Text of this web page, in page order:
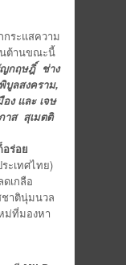
ะแสความ
นต้านขณะนี้
ญกฤษฎิ์ ช่าง
บูลสงคราม,
ง และ เจษ
าส สุเมตติ
อร่อย
ะเทศไทย)
เกลือ
ชาตินุ่มนวล
ม่ที่มองหา